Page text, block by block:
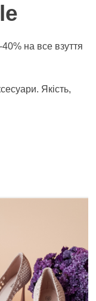
на все взуття
Якість,